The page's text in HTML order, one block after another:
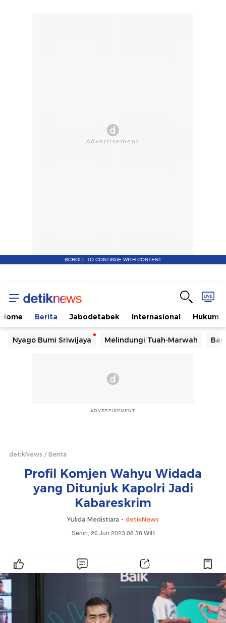
SCROLL TO CONTINUE WITH CONTENT
Home Berita Jabodetabek Internasional Hukum
Nyago Bumi Sriwijaya Melindungi Tuah-Marwah
ADVERTISEMENT
detikNews Berita
Profil Komjen Wahyu Widada
yang Ditunjuk Kapolri Jadi
Kabareskrim
Yulida Medistiara - detikNews
Senin, 26 Jun 2023 08:38 WIB